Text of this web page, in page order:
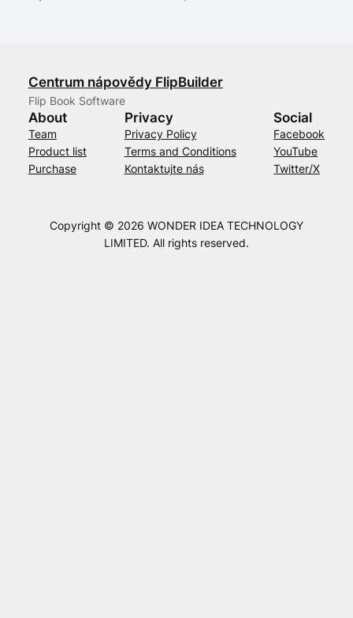
Centrum nápovědy FlipBuilder
Flip Book Software
About
Team
Product list
Purchase
Privacy
Privacy Policy
Terms and Conditions
Kontaktujte nás
Social
Facebook
YouTube
Twitter/X
Copyright © 2026 WONDER IDEA TECHNOLOGY
LIMITED. All rights reserved.